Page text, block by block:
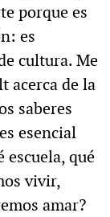
porque es
es
cultura. Me
acerca de la
saberes
esencial
escuela, qué
vivir,
amar?